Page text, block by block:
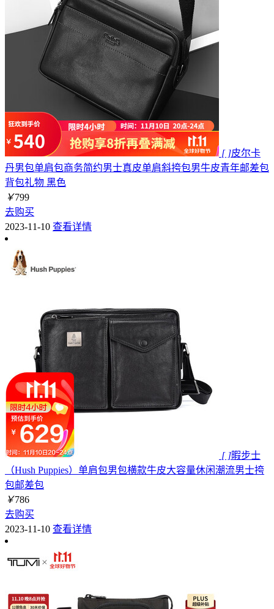
[ ]皮尔卡
丹男包单肩包商务简约男士真皮单肩斜挎包男牛皮青年邮差包
背包礼物 黑色
￥799
去购买
2023-11-10 查看详情
[ ]暇步士
（Hush Puppies）单肩包男包横款牛皮大容量休闲潮流男士挎
包邮差包
￥786
去购买
2023-11-10 查看详情